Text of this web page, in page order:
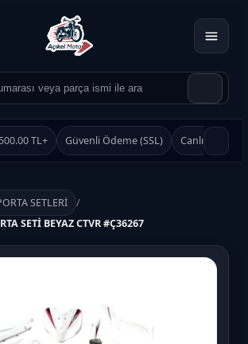
TL+ Güvenli Ödeme (SSL) Canlı Destek
SETLERİ
/
SETİ BEYAZ CTVR #Ç36267